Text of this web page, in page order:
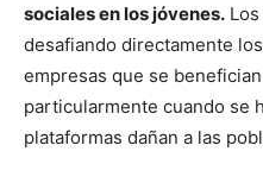
sociales en los jóvenes.
desafiando directamente
empresas que se
particularmente cuando se
plataformas dañan a las